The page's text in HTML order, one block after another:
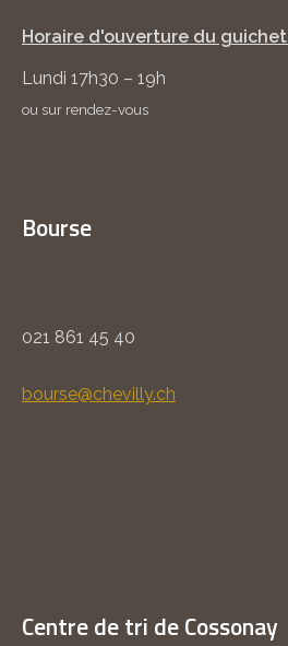
Horaire d'ouverture du guichet
Lundi 17h30 – 19h
ou sur rendez-vous
Bourse
021 861 45 40
bourse@chevilly.ch
Centre de tri de Cossonay